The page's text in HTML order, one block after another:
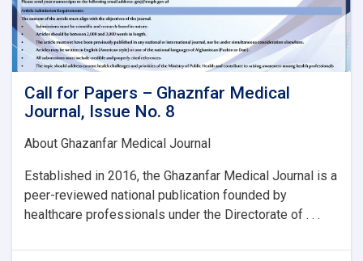
Call for Papers – Ghaznfar Medical
Journal, Issue No. 8
About Ghazanfar Medical Journal
Established in 2016, the Ghazanfar Medical Journal is a
peer-reviewed national publication founded by
healthcare professionals under the Directorate of . . .